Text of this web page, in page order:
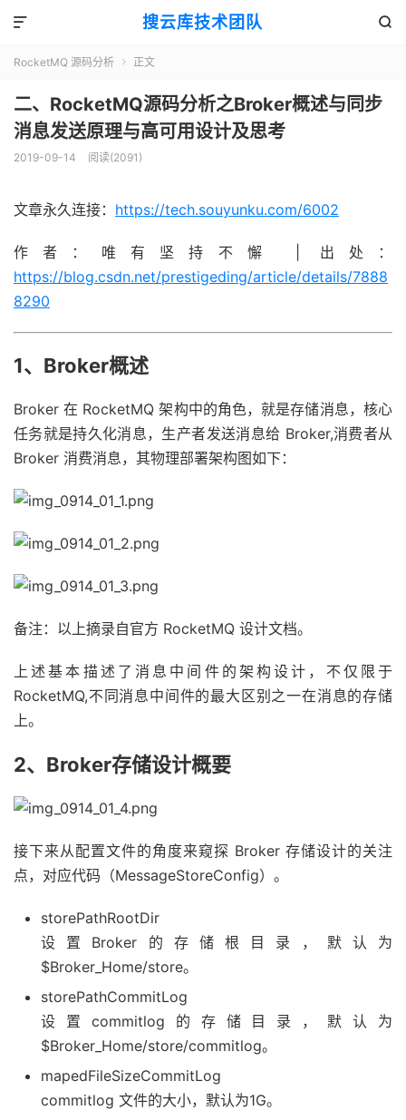
搜云库技术团队 

RocketMQ 源码分析  正文
二、RocketMQ源码分析之Broker概述与同步
消息发送原理与高可用设计及思考
2019-09-14 阅读(2091 )
文章永久连接： https://tech.souyunku.com/6002
作者：唯有坚持不懈 | 出处：
https://blog.csdn.net/prestigeding/article/details/7888
8290
1、Broker概述
Broker 在 RocketMQ 架构中的角色，就是存储消息，核心
任务就是持久化消息，生产者发送消息给 Broker,消费者从
Broker 消费消息，其物理部署架构图如下：
备注：以上摘录自官方 RocketMQ 设计文档。
上述基本描述了消息中间件的架构设计，不仅限于
RocketMQ,不同消息中间件的最大区别之一在消息的存储
上。
2、Broker存储设计概要
接下来从配置文件的角度来窥探 Broker 存储设计的关注
点，对应代码（MessageStoreConfig）。
storePathRootDir
设置Broker的存储根目录，默认为
$Broker_Home/store。
storePathCommitLog
设置commitlog的存储目录，默认为
$Broker_Home/store/commitlog。
mapedFileSizeCommitLog
commitlog 文件的大小，默认为1G。